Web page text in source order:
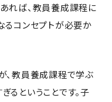
れば、教員養成課程に
るコンセプトが必要か
、教員養成課程で学ぶ
るということです。子